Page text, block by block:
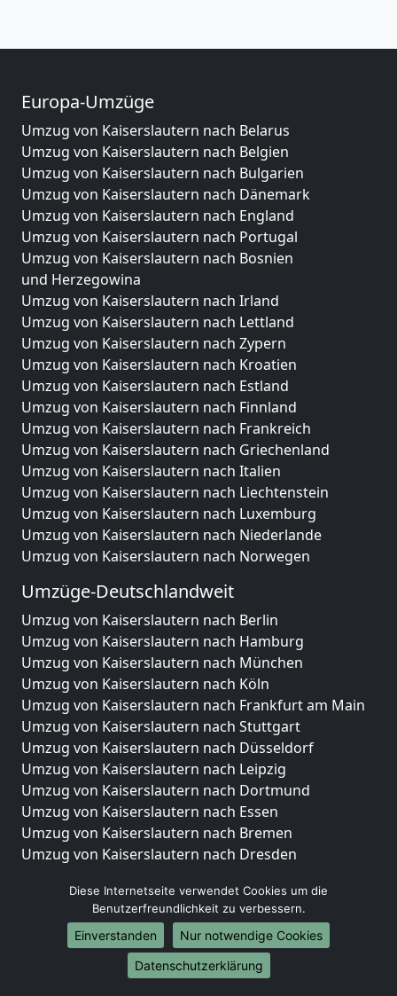
Europa-Umzüge
Umzug von Kaiserslautern nach Belarus
Umzug von Kaiserslautern nach Belgien
Umzug von Kaiserslautern nach Bulgarien
Umzug von Kaiserslautern nach Dänemark
Umzug von Kaiserslautern nach England
Umzug von Kaiserslautern nach Portugal
Umzug von Kaiserslautern nach Bosnien
und Herzegowina
Umzug von Kaiserslautern nach Irland
Umzug von Kaiserslautern nach Lettland
Umzug von Kaiserslautern nach Zypern
Umzug von Kaiserslautern nach Kroatien
Umzug von Kaiserslautern nach Estland
Umzug von Kaiserslautern nach Finnland
Umzug von Kaiserslautern nach Frankreich
Umzug von Kaiserslautern nach Griechenland
Umzug von Kaiserslautern nach Italien
Umzug von Kaiserslautern nach Liechtenstein
Umzug von Kaiserslautern nach Luxemburg
Umzug von Kaiserslautern nach Niederlande
Umzug von Kaiserslautern nach Norwegen
Umzüge-Deutschlandweit
Umzug von Kaiserslautern nach Berlin
Umzug von Kaiserslautern nach Hamburg
Umzug von Kaiserslautern nach München
Umzug von Kaiserslautern nach Köln
Umzug von Kaiserslautern nach Frankfurt am Main
Umzug von Kaiserslautern nach Stuttgart
Umzug von Kaiserslautern nach Düsseldorf
Umzug von Kaiserslautern nach Leipzig
Umzug von Kaiserslautern nach Dortmund
Umzug von Kaiserslautern nach Essen
Umzug von Kaiserslautern nach Bremen
Umzug von Kaiserslautern nach Dresden
Umzug von Kaiserslautern nach Nürnberg
Umzug von Kaiserslautern nach Duisburg
Umzug von Kaiserslautern nach Bochum
Umzug von Kaiserslautern nach Wuppertal
Umzug von Kaiserslautern nach Bielefeld
Diese Internetseite verwendet Cookies um die
Benutzerfreundlichkeit zu verbessern.
Einverstanden
Nur notwendige Cookies
Datenschutzerklärung